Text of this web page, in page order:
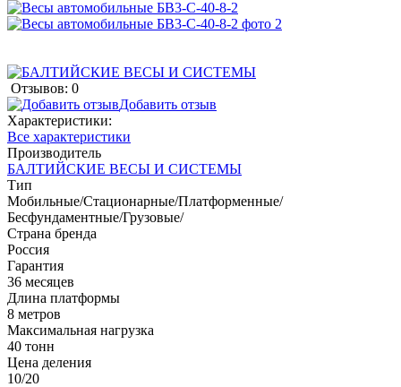
Отзывов: 0
Добавить отзыв
Характеристики:
Все характеристики
Производитель
БАЛТИЙСКИЕ ВЕСЫ И СИСТЕМЫ
Тип
Мобильные/Стационарные/Платформенные/
Бесфундаментные/Грузовые/
Страна бренда
Россия
Гарантия
36 месяцев
Длина платформы
8 метров
Максимальная нагрузка
40 тонн
Цена деления
10/20